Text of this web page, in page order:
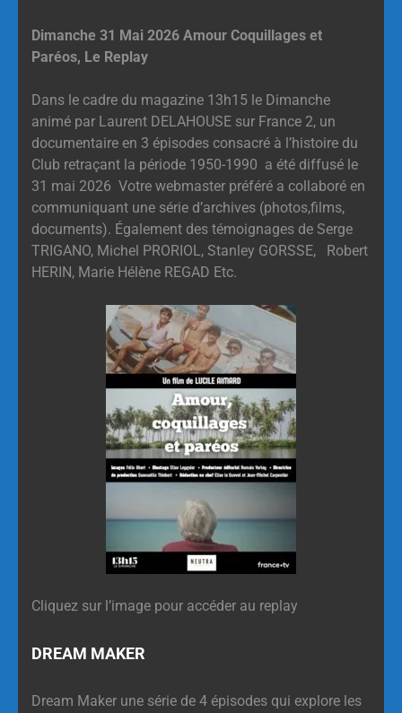
Dimanche 31 Mai 2026 Amour Coquillages et
Paréos, Le Replay
Dans le cadre du magazine 13h15 le Dimanche
animé par Laurent DELAHOUSE sur France 2, un
documentaire en 3 épisodes consacré à l’histoire du
Club retraçant la période 1950-1990 a été diffusé le
31 mai 2026 Votre webmaster préféré a collaboré en
communiquant une série d’archives (photos,films,
documents). Également des témoignages de Serge
TRIGANO, Michel PRORIOL, Stanley GORSSE, Robert
HERIN, Marie Hélène REGAD Etc.
Cliquez sur l’image pour accéder au replay
DREAM MAKER
Dream Maker une série de 4 épisodes qui explore les